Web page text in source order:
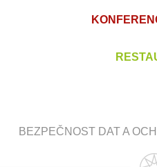
BEZPEČNOST DAT A